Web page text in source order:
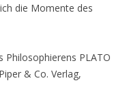
die Momente des
Philosophierens PLATO
& Co. Verlag,